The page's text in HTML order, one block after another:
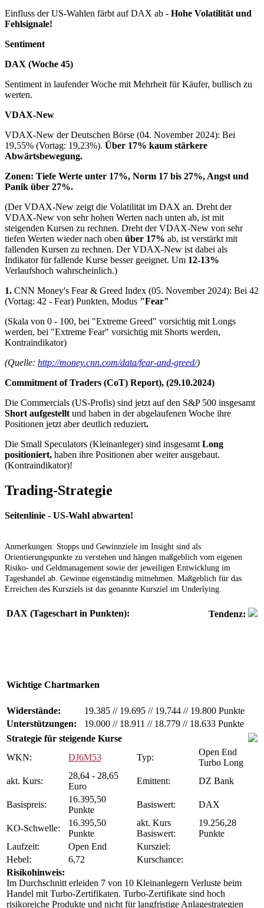
Einfluss der US-Wahlen färbt auf DAX ab - Hohe Volatilität und
Fehlsignale!
Sentiment
DAX (Woche 45)
Sentiment in laufender Woche mit Mehrheit für Käufer, bullisch zu
werten.
VDAX-New
VDAX-New der Deutschen Börse (04. November 2024): Bei
19,55% (Vortag: 19,23%). Über 17% kaum stärkere
Abwärtsbewegung.
Zonen: Tiefe Werte unter 17%, Norm 17 bis 27%, Angst und
Panik über 27%.
(Der VDAX-New zeigt die Volatilität im DAX an. Dreht der
VDAX-New von sehr hohen Werten nach unten ab, ist mit
steigenden Kursen zu rechnen. Dreht der VDAX-New von sehr
tiefen Werten wieder nach oben über 17% ab, ist verstärkt mit
fallenden Kursen zu rechnen. Der VDAX-New ist dabei als
Indikator für fallende Kurse besser geeignet. Um 12-13%
Verlaufshoch wahrscheinlich.)
1. CNN Money's Fear & Greed Index (05. November 2024): Bei 42
(Vortag: 42 - Fear) Punkten, Modus "Fear"
(Skala von 0 - 100, bei "Extreme Greed" vorsichtig mit Longs
werden, bei "Extreme Fear" vorsichtig mit Shorts werden,
Kontraindikator)
(Quelle: http://money.cnn.com/data/fear-and-greed/)
Commitment of Traders (CoT) Report), (29.10.2024)
Die Commercials (US-Profis) sind jetzt auf den S&P 500 insgesamt
Short aufgestellt und haben in der abgelaufenen Woche ihre
Positionen jetzt aber deutlich reduziert.
Die Small Speculators (Kleinanleger) sind insgesamt Long
positioniert, haben ihre Positionen aber weiter ausgebaut.
(Kontraindikator)!
Trading-Strategie
Seitenlinie - US-Wahl abwarten!
Anmerkungen: Stopps und Gewinnziele im Insight sind als
Orientierungspunkte zu verstehen und hängen maßgeblich vom eigenen
Risiko- und Geldmanagement sowie der jeweiligen Entwicklung im
Tageshandel ab. Gewinne eigenständig mitnehmen. Maßgeblich für das
Erreichen des Kursziels ist das genannte Kursziel im Underlying.
DAX (Tageschart in Punkten): Tendenz:
Wichtige Chartmarken
Widerstände: 19.385 //19.695 //19.744 //19.800 Punkte
Unterstützungen:
19.000 //18.911 //18.779 //18.633 Punkte
Strategie für steigende Kurse
WKN:
DJ6M53 Typ:
Open End
Turbo Long
akt. Kurs:
28,64 - 28,65
Euro
Emittent: DZ Bank
Basispreis:
16.395,50
Punkte
Basiswert: DAX
KO-Schwelle:
16.395,50
Punkte
akt. Kurs
Basiswert:
19.256,28
Punkte
Laufzeit:
Open End
Kursziel:
Hebel:
6,72
Kurschance:
Risikohinweis:
Im Durchschnitt erleiden 7 von 10 Kleinanlegern Verluste beim
Handel mit Turbo-Zertifikaten. Turbo-Zertifikate sind hoch
risikoreiche Produkte und nicht für langfristige Anlagestrategien